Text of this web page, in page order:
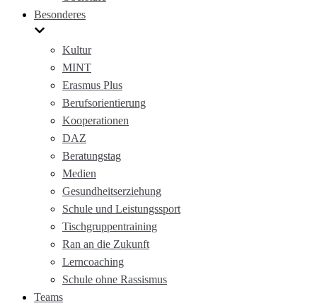
Besonderes
Kultur
MINT
Erasmus Plus
Berufsorientierung
Kooperationen
DAZ
Beratungstag
Medien
Gesundheitserziehung
Schule und Leistungssport
Tischgruppentraining
Ran an die Zukunft
Lerncoaching
Schule ohne Rassismus
Teams